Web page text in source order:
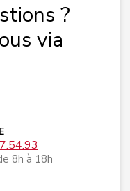
?
via
8h à 18h